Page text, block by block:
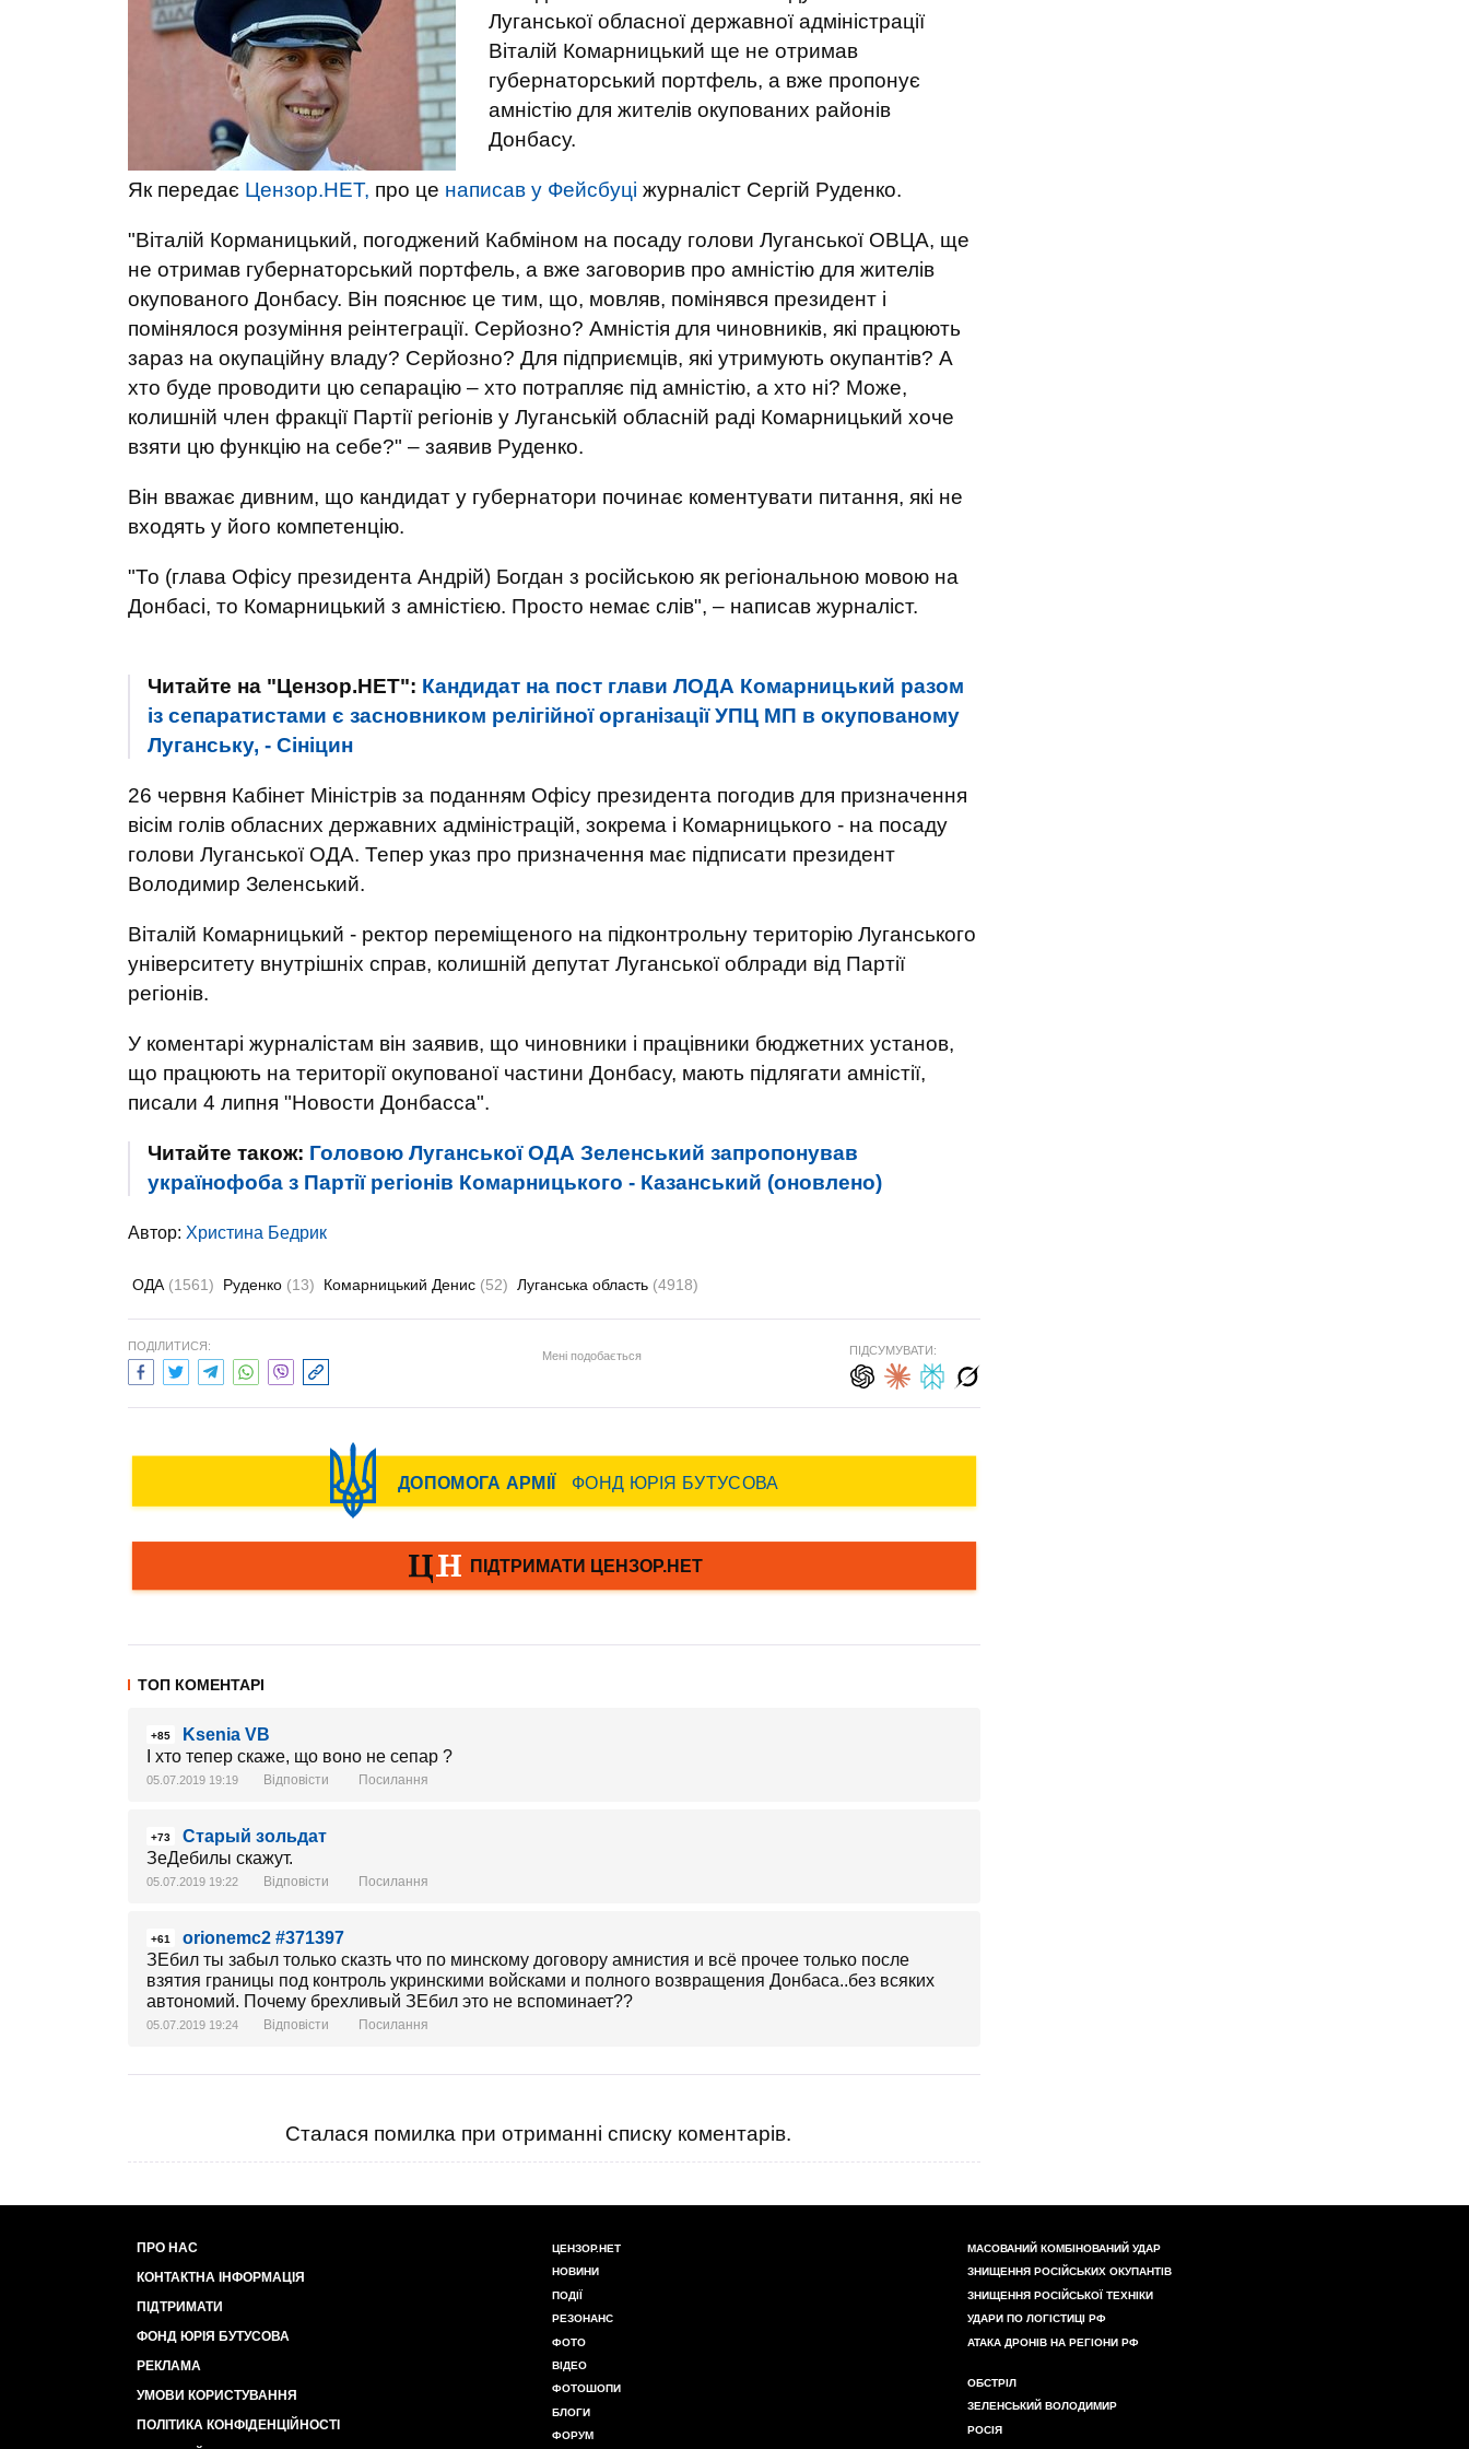
Луганської обласної державної адміністрації
Віталій Комарницький ще не отримав
губернаторський портфель, а вже пропонує
амністію для жителів окупованих районів
Донбасу.
Як передає Цензор.НЕТ, про це написав у Фейсбуці журналіст Сергій Руденко.
"Віталій Корманицький, погоджений Кабміном на посаду голови Луганської ОВЦА, ще
не отримав губернаторський портфель, а вже заговорив про амністію для жителів
окупованого Донбасу. Він пояснює це тим, що, мовляв, помінявся президент і
помінялося розуміння реінтеграції. Серйозно? Амністія для чиновників, які працюють
зараз на окупаційну владу? Серйозно? Для підприємців, які утримують окупантів? А
хто буде проводити цю сепарацію – хто потрапляє під амністію, а хто ні? Може,
колишній член фракції Партії регіонів у Луганській обласній раді Комарницький хоче
взяти цю функцію на себе?" – заявив Руденко.
Він вважає дивним, що кандидат у губернатори починає коментувати питання, які не
входять у його компетенцію.
"То (глава Офісу президента Андрій) Богдан з російською як регіональною мовою на
Донбасі, то Комарницький з амністією. Просто немає слів", – написав журналіст.
Читайте на "Цензор.НЕТ": Кандидат на пост глави ЛОДА Комарницький разом
із сепаратистами є засновником релігійної організації УПЦ МП в окупованому
Луганську, - Сініцин
26 червня Кабінет Міністрів за поданням Офісу президента погодив для призначення
вісім голів обласних державних адміністрацій, зокрема і Комарницького - на посаду
голови Луганської ОДА. Тепер указ про призначення має підписати президент
Володимир Зеленський.
Віталій Комарницький - ректор переміщеного на підконтрольну територію Луганського
університету внутрішніх справ, колишній депутат Луганської облради від Партії
регіонів.
У коментарі журналістам він заявив, що чиновники і працівники бюджетних установ,
що працюють на території окупованої частини Донбасу, мають підлягати амністії,
писали 4 липня "Новости Донбасса".
Читайте також: Головою Луганської ОДА Зеленський запропонував
українофоба з Партії регіонів Комарницького - Казанський (оновлено)
Автор: Христина Бедрик
ОДА (1561) Руденко (13) Комарницький Денис (52) Луганська область (4918)
ПОДІЛИТИСЯ:
Мені подобається ПІДСУМУВАТИ:
ТОП КОМЕНТАРІ
+85
Ksenia VB
І хто тепер скаже, що воно не сепар ?
05.07.2019 19:19 Відповісти Посилання
+73
Старый зольдат
ЗеДебилы скажут.
05.07.2019 19:22 Відповісти Посилання
+61
orionemc2 #371397
ЗЕбил ты забыл только сказть что по минскому договору амнистия и всё прочее только после
взятия границы под контроль укринскими войсками и полного возвращения Донбаса..без всяких
автономий. Почему брехливый ЗЕбил это не вспоминает??
05.07.2019 19:24 Відповісти Посилання
Сталася помилка при отриманні списку коментарів.
ПРО НАС
КОНТАКТНА ІНФОРМАЦІЯ
ПІДТРИМАТИ
ФОНД ЮРІЯ БУТУСОВА
РЕКЛАМА
УМОВИ КОРИСТУВАННЯ
ПОЛІТИКА КОНФІДЕНЦІЙНОСТІ
ЦЕНЗОР.НЕТ
НОВИНИ
ПОДІЇ
РЕЗОНАНС
ФОТО
ВІДЕО
ФОТОШОПИ
БЛОГИ
ФОРУМ
МАСОВАНИЙ КОМБІНОВАНИЙ УДАР
ЗНИЩЕННЯ РОСІЙСЬКИХ ОКУПАНТІВ
ЗНИЩЕННЯ РОСІЙСЬКОЇ ТЕХНІКИ
УДАРИ ПО ЛОГІСТИЦІ РФ
АТАКА ДРОНІВ НА РЕГІОНИ РФ
ОБСТРІЛ
ЗЕЛЕНСЬКИЙ ВОЛОДИМИР
РОСІЯ